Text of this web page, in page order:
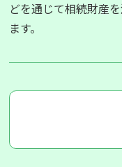
どを通じて相続財産
ます。